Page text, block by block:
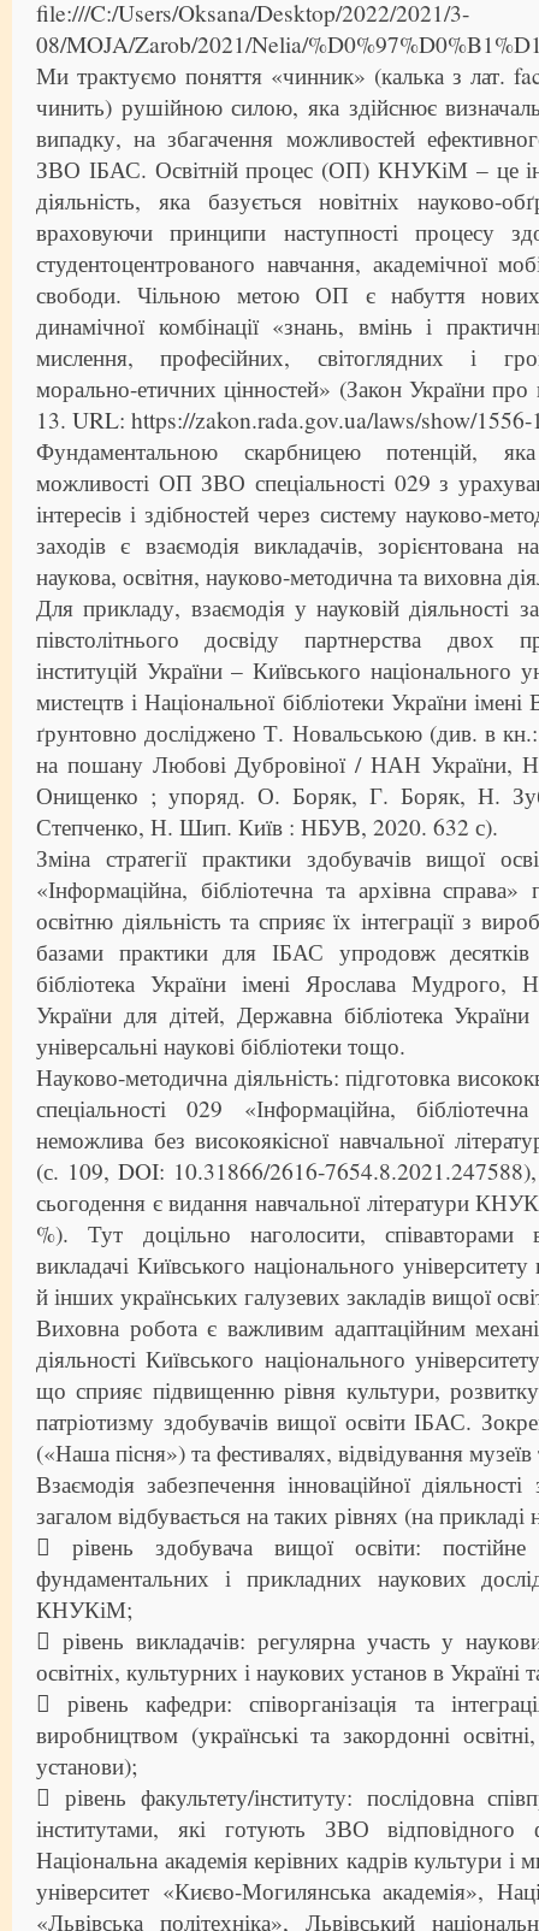
file:///C:/Users/Oksana/Desktop/2022/2021/3-
08/MOJA/Zarob/2021/Nelia/
Ми трактуємо поняття «чинник» (калька з лат.
чинить) рушійною силою, яка здійснює
випадку, на збагачення можливостей
ЗВО ІБАС. Освітній процес (ОП) КНУКіМ – це
діяльність, яка базується новітніх науково-
враховуючи принципи наступності процесу
студентоцентрованого навчання, академічної
свободи. Чільною метою ОП є набуття нових
динамічної комбінації «знань, вмінь і
мислення, професійних, світоглядних і
морально-етичних цінностей» (Закон України
13. URL: https://zakon.rada.gov.ua/laws/show/1556-
Фундаментальною скарбницею потенцій,
можливості ОП ЗВО спеціальності 029 з
інтересів і здібностей через систему науково-
заходів є взаємодія викладачів, зорієнтована
наукова, освітня, науково-методична та виховна
Для прикладу, взаємодія у науковій діяльності
півстолітнього досвіду партнерства двох
інституцій України – Київського національного
мистецтв і Національної бібліотеки України
ґрунтовно досліджено Т. Новальською (див. в
на пошану Любові Дубровіної / НАН України,
Онищенко ; упоряд. О. Боряк, Г. Боряк, Н.
Степченко, Н. Шип. Київ : НБУВ, 2020. 632 с).
Зміна стратегії практики здобувачів вищої
«Інформаційна, бібліотечна та архівна
освітню діяльність та сприяє їх інтеграції з
базами практики для ІБАС упродовж десятків
бібліотека України імені Ярослава Мудрого,
України для дітей, Державна бібліотека
універсальні наукові бібліотеки тощо.
Науково-методична діяльність: підготовка
спеціальності 029 «Інформаційна,
неможлива без високоякісної навчальної
(с. 109, DOI: 10.31866/2616-
сьогодення є видання навчальної літератури
%). Тут доцільно наголосити,
викладачі Київського національного
й інших українських галузевих закладів вищої
Виховна робота є важливим адаптаційним
діяльності Київського національного
що сприяє підвищенню рівня культури,
патріотизму здобувачів вищої освіти ІБАС.
(«Наша пісня») та фестивалях, відвідування
Взаємодія забезпечення інноваційної
загалом відбувається на таких рівнях (на прикладі
 рівень здобувача вищої освіти:
фундаментальних і прикладних наукових
КНУКіМ;
 рівень викладачів: регулярна участь у
освітніх, культурних і наукових установ в Україні
 рівень кафедри: співорганізація та
виробництвом (українські та закордонні
установи);
 рівень факультету/інституту: послідовна
інститутами, які готують ЗВО
Національна академія керівних кадрів культури і
університет «Києво-Могилянська академія»,
«Львівська політехніка», Львівський